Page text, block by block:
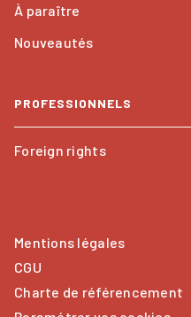
À paraître
Nouveautés
PROFESSIONNELS
Foreign rights
Mentions légales
CGU
Charte de référencement